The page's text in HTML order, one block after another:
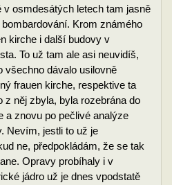
osmdesátých letech tam jasně
Krom známého
kirche i další budovy v
To už tam ale asi neuvidíš,
všechno dávalo usilovně
frauen kirche, respektive ta
z něj zbyla, byla rozebrána do
a znovu po pečlivé analýze
Nevím, jestli to už je
ne, předpokládám, že se tak
Opravy probíhaly i v
jádro už je dnes vpodstatě